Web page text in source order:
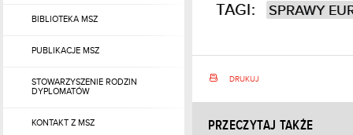
BIBLIOTEKA MSZ
PUBLIKACJE MSZ
STOWARZYSZENIE RODZIN
DYPLOMATÓW
KONTAKT Z MSZ
TAGI: SPRAWY
DRUKUJ
PRZECZYTAJ TAKŻE